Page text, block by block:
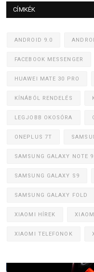
CÍMKÉK
ANDROID 9.0
FACEBOOK MESSENGER
HUAWEI MATE 30 PRO
KÍNÁBÓL RENDELÉS
LEGJOBB OKOSÓRA
ONEPLUS 7T
SAMSUNG GALAXY NOTE 9
SAMSUNG GALAXY S9
SAMSUNG GALAXY FOLD
XIAOMI HÍREK
XIAOMI TELEFONOK